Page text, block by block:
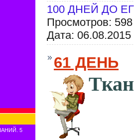
5
100 ДНЕЙ ДО
Просмотров:
Дата: 06.08.2015
61 ДЕНЬ